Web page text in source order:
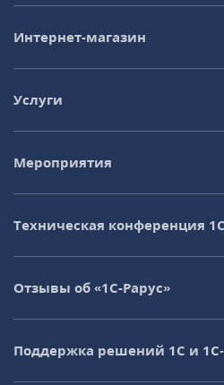
Интернет-магазин
Услуги
Мероприятия
Техническая конференция
Отзывы об «1С-Рарус»
Поддержка решений 1С и